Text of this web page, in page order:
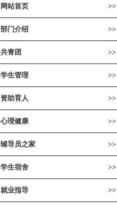
网站首页
部门介绍
共青团
学生管理
资助育人
心理健康
辅导员之家
学生宿舍
就业指导